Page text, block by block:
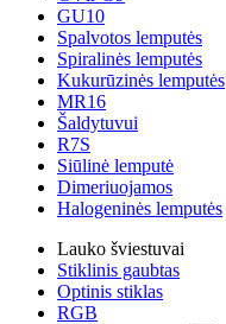
GU10
Spalvotos lemputės
Spiralinės lemputės
Kukurūzinės lemputės
MR16
Šaldytuvui
R7S
Siūlinė lemputė
Dimeriuojamos
Halogeninės lemputės
Lauko šviestuvai
Stiklinis gaubtas
Optinis stiklas
RGB